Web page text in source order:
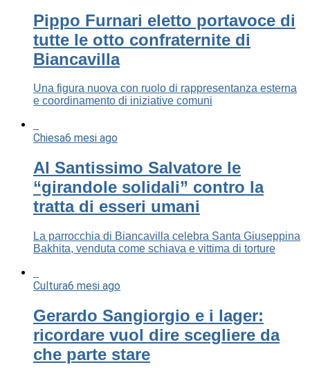
Pippo Furnari eletto portavoce di
tutte le otto confraternite di
Biancavilla
Una figura nuova con ruolo di rappresentanza esterna
e coordinamento di iniziative comuni
Chiesa6 mesi ago
Al Santissimo Salvatore le
“girandole solidali” contro la
tratta di esseri umani
La parrocchia di Biancavilla celebra Santa Giuseppina
Bakhita, venduta come schiava e vittima di torture
Cultura6 mesi ago
Gerardo Sangiorgio e i lager:
ricordare vuol dire scegliere da
che parte stare